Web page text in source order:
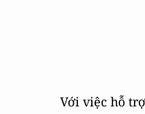
Với việc hỗ